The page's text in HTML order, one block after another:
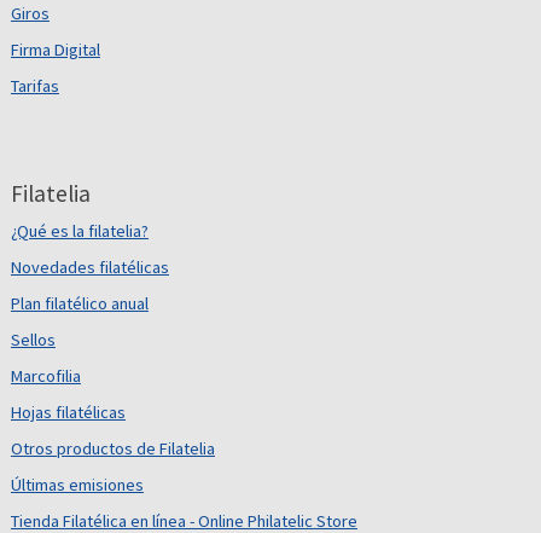
Giros
Firma Digital
Tarifas
Filatelia
¿Qué es la filatelia?
Novedades filatélicas
Plan filatélico anual
Sellos
Marcofilia
Hojas filatélicas
Otros productos de Filatelia
Últimas emisiones
Tienda Filatélica en línea - Online Philatelic Store